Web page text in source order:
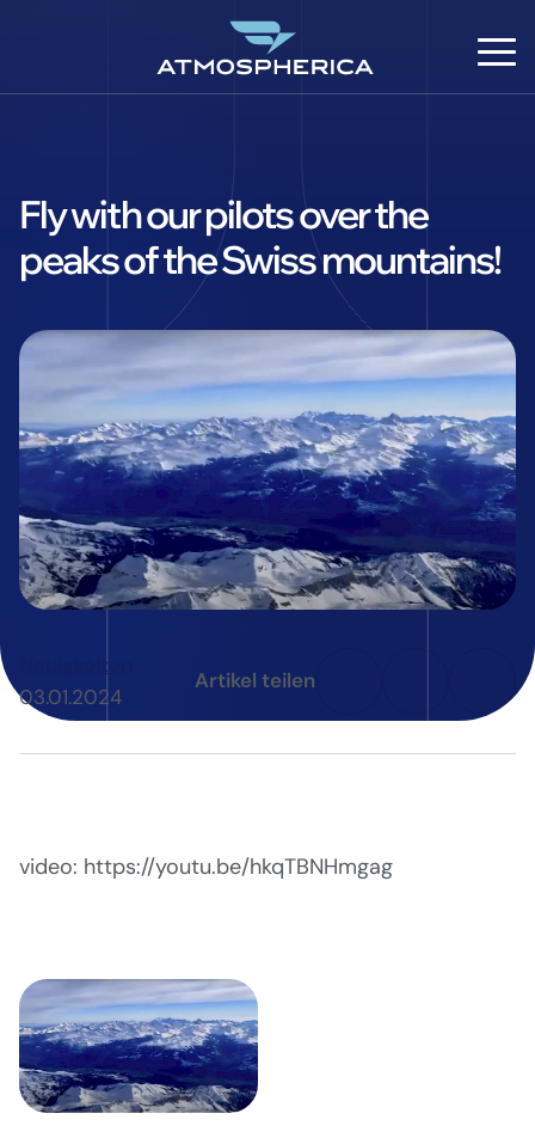
DE
Fly with our pilots over the
peaks of the Swiss mountains!
Neuigkeiten
03.01.2024
Artikel teilen
video: https://youtu.be/hkqTBNHmgag